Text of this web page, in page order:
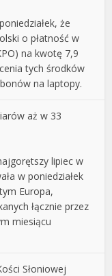
że
o płatność w
na kwotę 7,9
tych środków
na laptopy.
aż w 33
lipiec w
w poniedziałek
Europa,
łącznie przez
miesiącu
Słoniowej